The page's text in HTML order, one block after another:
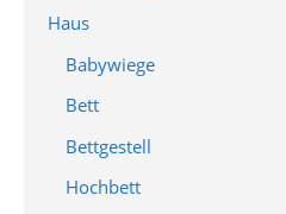
Haus
Babywiege
Bett
Bettgestell
Hochbett